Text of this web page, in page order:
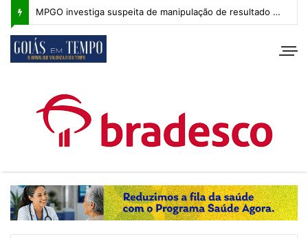
MPGO investiga suspeita de manipulação de resultado na Copa Goiás Sub-20